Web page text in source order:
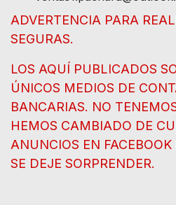
ADVERTENCIA PARA
SEGURAS.
LOS AQUÍ PUBLICADOS
ÚNICOS MEDIOS DE
BANCARIAS. NO
HEMOS CAMBIADO DE
ANUNCIOS EN
SE DEJE SORPRENDER.